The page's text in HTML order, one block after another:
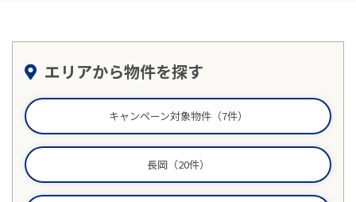
コンセプト
選ばれる理由
お客様の声
よくあるご質問
エリアから物件を探す
キャンペーン対象物件（7件）
長岡（20件）